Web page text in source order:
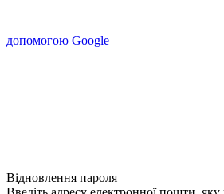
допомогою Google
Відновлення пароля